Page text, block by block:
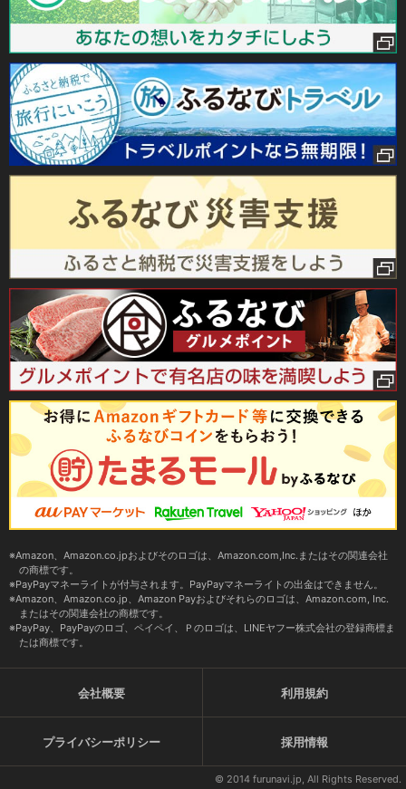
Amazon、Amazon.co.jpおよびそのロゴは、Amazon.com,Inc.またはその関連会社
の商標です。
PayPayマネーライトが付与されます。PayPayマネーライトの出金はできません。
Amazon、Amazon.co.jp、Amazon Payおよびそれらのロゴは、Amazon.com, Inc.
またはその関連会社の商標です。
PayPay、PayPayのロゴ、ペイペイ、Ｐのロゴは、LINEヤフー株式会社の登録商標ま
たは商標です。
会社概要 利用規約
プライバシーポリシー 採用情報
© 2014 furunavi.jp, All Rights Reserved.